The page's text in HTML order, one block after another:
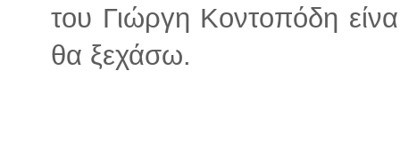
του Γιώργη Κοντοπόδη
θα ξεχάσω.